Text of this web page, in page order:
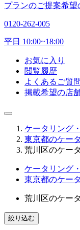
プランのご提案希望
0120-262-005
平日 10:00~18:00
お気に入り
閲覧履歴
よくあるご質問
掲載希望の店
ケータリング
東京都のケー
荒川区のケー
ケータリング
東京都のケー
荒川区のケー
絞り込む